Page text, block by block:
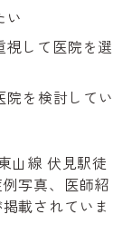
い
視して医院を選
院を検討してい
山線 伏見駅徒
写真、医師紹
載されていま